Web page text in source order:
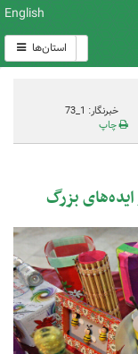
English
استان‌ها
خبرنگار: 1_73
چاپ
بزرگ